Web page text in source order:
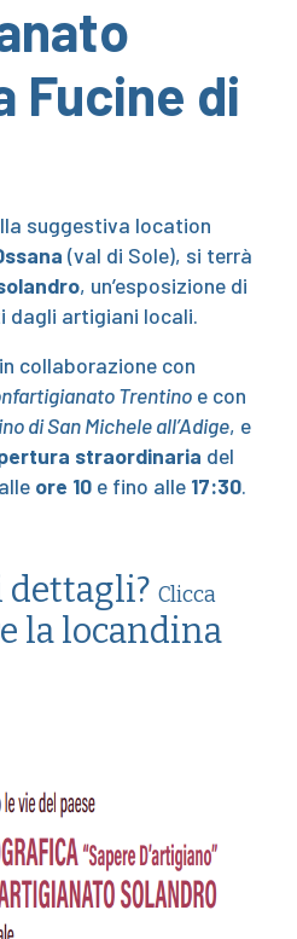
Fucine di
suggestiva location
(val di Sole), si terrà
, un’esposizione di
artigiani locali.
collaborazione con
Trentino e con
di San Michele all’Adige, e
straordinaria del
ore 10 e fino alle 17:30.
Clicca
la locandina